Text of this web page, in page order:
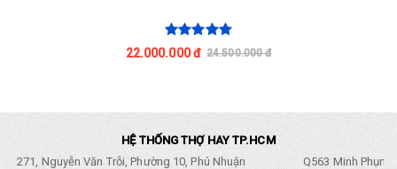
22.000.000 đ 24.500.000 đ
HỆ THỐNG THỢ HAY TP.HCM
271, Nguyễn Văn Trỗi, Phường 10, Phú Nhuận
Q563 Minh